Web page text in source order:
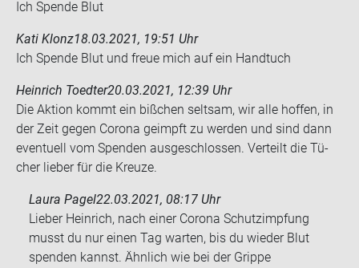
Ich Spen­de Blut
Kati Klonz18.03.2021, 19:51 Uhr
Ich Spen­de Blut und freue mich auf ein Hand­tuch
Heinrich Toedter20.03.2021, 12:39 Uhr
Die Ak­ti­on kommt ein biß­chen selt­sam, wir alle hof­fen, in
der Zeit gegen Co­ro­na ge­impft zu wer­den und sind dann
even­tu­ell vom Spen­den aus­ge­schlos­sen. Ver­teilt die Tü­
cher lie­ber für die Kreu­ze.
Laura Pagel22.03.2021, 08:17 Uhr
Lieber Heinrich, nach einer Corona Schutzimpfung
musst du nur einen Tag warten, bis du wieder Blut
spenden kannst. Ähnlich wie bei der Grippe